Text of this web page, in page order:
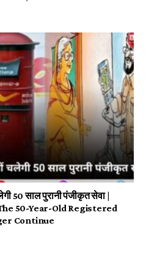
50 साल पुरानी पंजीकृत सेवा |
50-Year-Old Registered
Continue